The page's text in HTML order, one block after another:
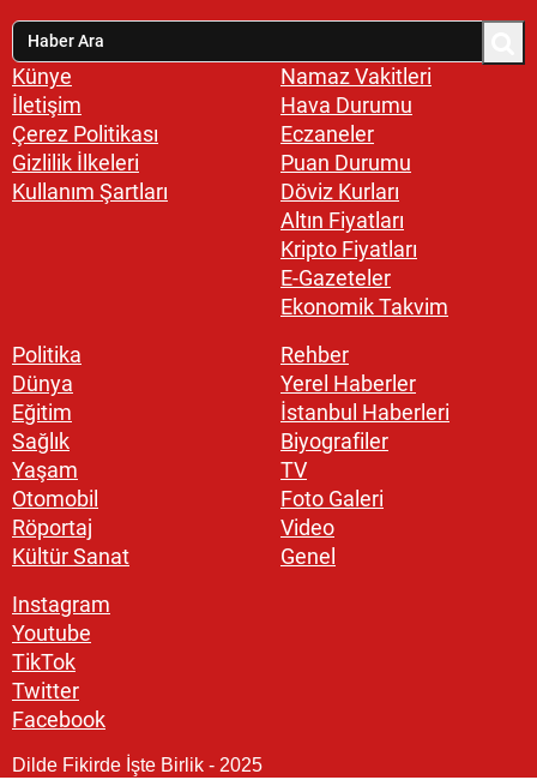
Künye
İletişim
Çerez Politikası
Gizlilik İlkeleri
Kullanım Şartları
Namaz Vakitleri
Hava Durumu
Eczaneler
Puan Durumu
Döviz Kurları
Altın Fiyatları
Kripto Fiyatları
E-Gazeteler
Ekonomik Takvim
Politika
Dünya
Eğitim
Sağlık
Yaşam
Otomobil
Röportaj
Kültür Sanat
Rehber
Yerel Haberler
İstanbul Haberleri
Biyografiler
TV
Foto Galeri
Video
Genel
Instagram
Youtube
TikTok
Twitter
Facebook
Dilde Fikirde İşte Birlik - 2025